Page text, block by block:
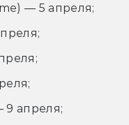
— 5 апреля;
9 апреля;